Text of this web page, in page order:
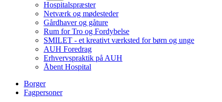
Hospitalspræster
Netværk og mødesteder
Gårdhaver og gåture
Rum for Tro og Fordybelse
SMILET - et kreativt værksted for børn og unge
AUH Foredrag
Erhvervspraktik på AUH
Åbent Hospital
Borger
Fagpersoner